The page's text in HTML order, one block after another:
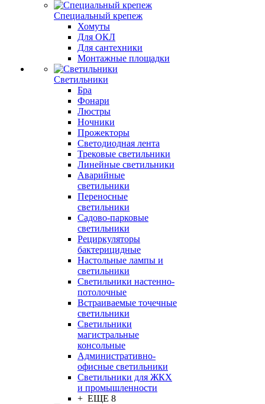
Специальный крепеж
Хомуты
Для ОКЛ
Для сантехники
Монтажные площадки
Светильники
Бра
Фонари
Люстры
Ночники
Прожекторы
Светодиодная лента
Трековые светильники
Линейные светильники
Аварийные
светильники
Переносные
светильники
Садово-парковые
светильники
Рециркуляторы
бактерицидные
Настольные лампы и
светильники
Светильники настенно-
потолочные
Встраиваемые точечные
светильники
Светильники
магистральные
консольные
Административно-
офисные светильники
Светильники для ЖКХ
и промышленности
+ ЕЩЕ 8